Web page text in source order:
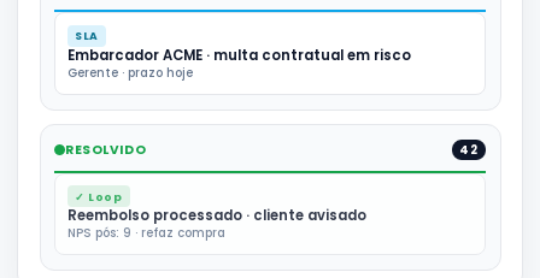
SLA
Embarcador ACME · multa contratual em risco
Gerente · prazo hoje
RESOLVIDO 42
✓ Loop
Reembolso processado · cliente avisado
NPS pós: 9 · refaz compra